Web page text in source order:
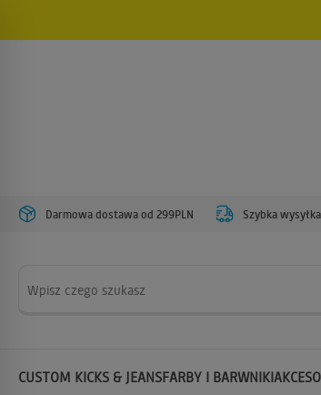
Darmowa dostawa od 299PLN Szybka wysyłka
CUSTOM KICKS & JEANSFARBY I BARWNIKI